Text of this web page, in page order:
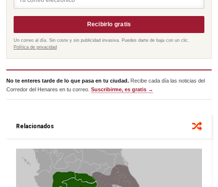
Recibirlo gratis
Un correo al día. Sin coste y sin publicidad invasiva. Puedes darte de baja con un clic.
Política de privacidad
No te enteres tarde de lo que pasa en tu ciudad. Recibe cada día las noticias del
Corredor del Henares en tu correo.Suscribirme, es gratis →
Relacionados